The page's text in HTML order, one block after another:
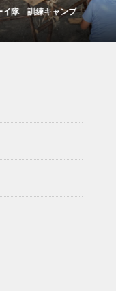
隊 訓練キャンプ